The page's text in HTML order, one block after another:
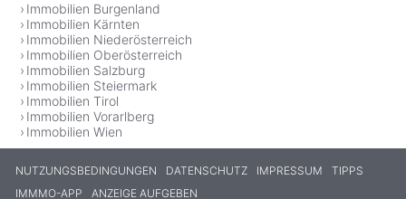
Immobilien Burgenland
Immobilien Kärnten
Immobilien Niederösterreich
Immobilien Oberösterreich
Immobilien Salzburg
Immobilien Steiermark
Immobilien Tirol
Immobilien Vorarlberg
Immobilien Wien
NUTZUNGSBEDINGUNGEN DATENSCHUTZ IMPRESSUM
TIPPS
IMMMO-APP
ANZEIGE AUFGEBEN